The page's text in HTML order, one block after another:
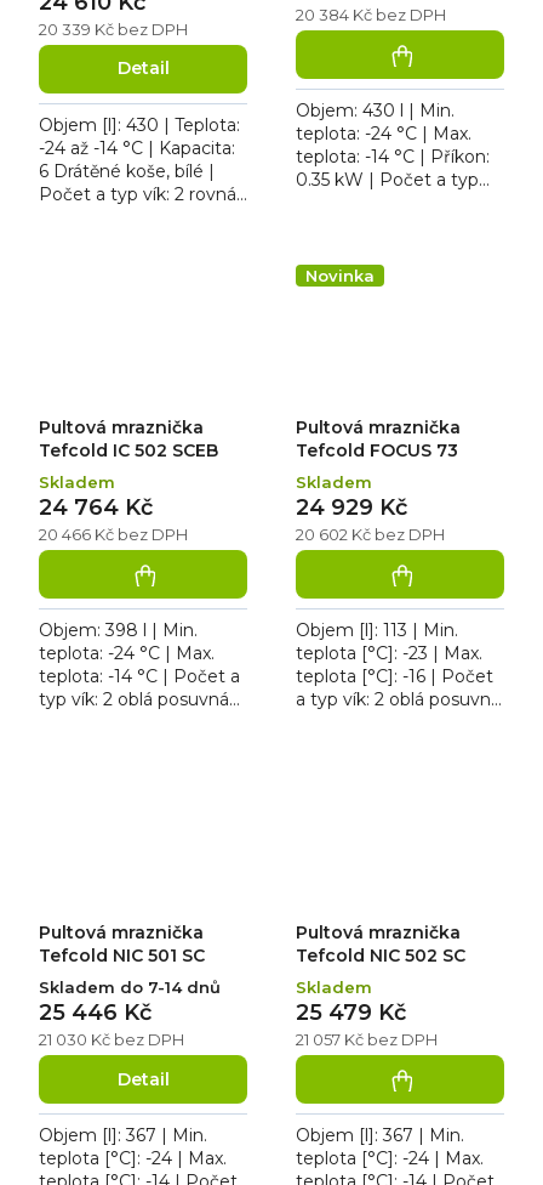
produktu
je
5,0
z
5
hvězdiček.
20 339 Kč bez DPH
Detail
Objem [l]: 430 | Teplota:
-24 až -14 °C | Kapacita:
6 Drátěné koše, bílé |
Počet a typ vík: 2 rovná
20 384 Kč bez DPH
Objem: 430 l | Min.
teplota: -24 °C | Max.
teplota: -14 °C | Příkon:
0.35 kW | Počet a typ
Pultová mraznička
Tefcold IC 502 SCEB
Skladem
20 466 Kč bez DPH
24 764 Kč
Objem: 398 l | Min.
teplota: -24 °C | Max.
teplota: -14 °C | Počet a
typ vík: 2 oblá posuvná
Novinka
Pultová mraznička
Tefcold FOCUS 73
Skladem
20 602 Kč bez DPH
24 929 Kč
Objem [l]: 113 | Min.
teplota [°C]: -23 | Max.
teplota [°C]: -16 | Počet
a typ vík: 2 oblá posuvná
Pultová mraznička
Tefcold NIC 501 SC
Skladem do 7-14 dnů
21 030 Kč bez DPH
25 446 Kč
Detail
Objem [l]: 367 | Min.
teplota [°C]: -24 | Max.
Pultová mraznička
Tefcold NIC 502 SC
Skladem
21 057 Kč bez DPH
25 479 Kč
Objem [l]: 367 | Min.
teplota [°C]: -24 | Max.